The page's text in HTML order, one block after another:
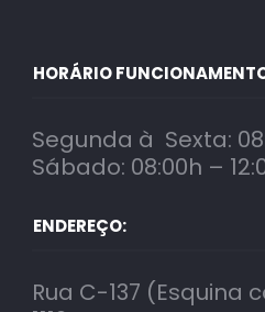
HORÁRIO
Segunda à Sexta:
Sábado: 08:00h –
ENDEREÇO:
Rua C-137 (Esquina